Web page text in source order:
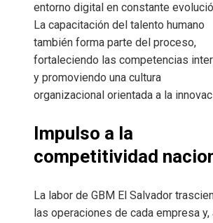
entorno digital en constante
La capacitación del talento humano
también forma parte del proceso,
fortaleciendo las competencias
y promoviendo una cultura
organizacional orientada a la
Impulso a la
competitividad
La labor de GBM El Salvador
las operaciones de cada empresa y,